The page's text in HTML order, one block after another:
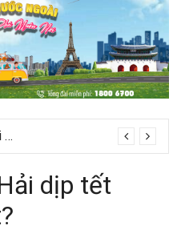
[Bật mí] Tháng 8 nên đi nước nào đẹp? Gợi ý 5+ tọa độ hot 2026
dịp tết